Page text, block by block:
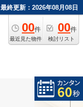
最終更新：2026年08月08日
00件
最近見た物件
00件
検討リスト